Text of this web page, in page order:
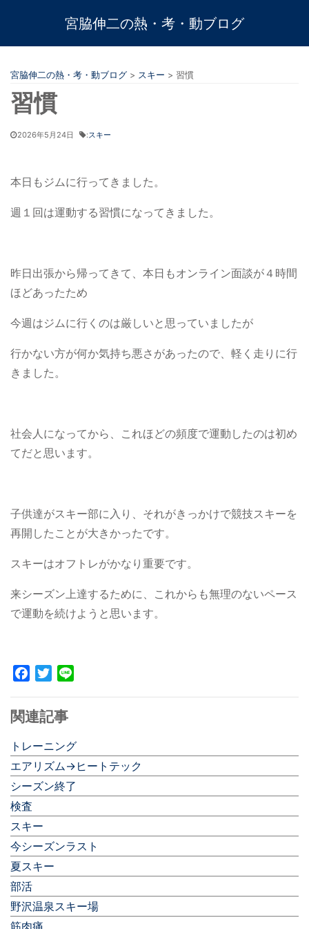
宮脇伸二の熱・考・動ブログ
宮脇伸二の熱・考・動ブログ > スキー > 習慣
習慣
2026年5月24日 :スキー
本日もジムに行ってきました。
週１回は運動する習慣になってきました。
昨日出張から帰ってきて、本日もオンライン面談が４時間
ほどあったため
今週はジムに行くのは厳しいと思っていましたが
行かない方が何か気持ち悪さがあったので、軽く走りに行
きました。
社会人になってから、これほどの頻度で運動したのは初め
てだと思います。
子供達がスキー部に入り、それがきっかけで競技スキーを
再開したことが大きかったです。
スキーはオフトレがかなり重要です。
来シーズン上達するために、これからも無理のないペース
で運動を続けようと思います。
Facebook
Twitter
関連記事
トレーニング
エアリズム→ヒートテック
シーズン終了
検査
スキー
今シーズンラスト
夏スキー
部活
野沢温泉スキー場
筋肉痛